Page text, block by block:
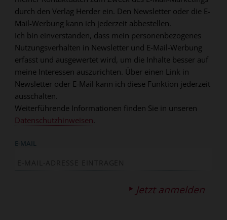
durch den Verlag Herder ein. Den Newsletter oder die E-
Mail-Werbung kann ich jederzeit abbestellen.
Ich bin einverstanden, dass mein personenbezogenes
Nutzungsverhalten in Newsletter und E-Mail-Werbung
erfasst und ausgewertet wird, um die Inhalte besser auf
meine Interessen auszurichten. Über einen Link in
Newsletter oder E-Mail kann ich diese Funktion jederzeit
ausschalten.
Weiterführende Informationen finden Sie in unseren
Datenschutzhinweisen.
E-MAIL
Jetzt anmelden